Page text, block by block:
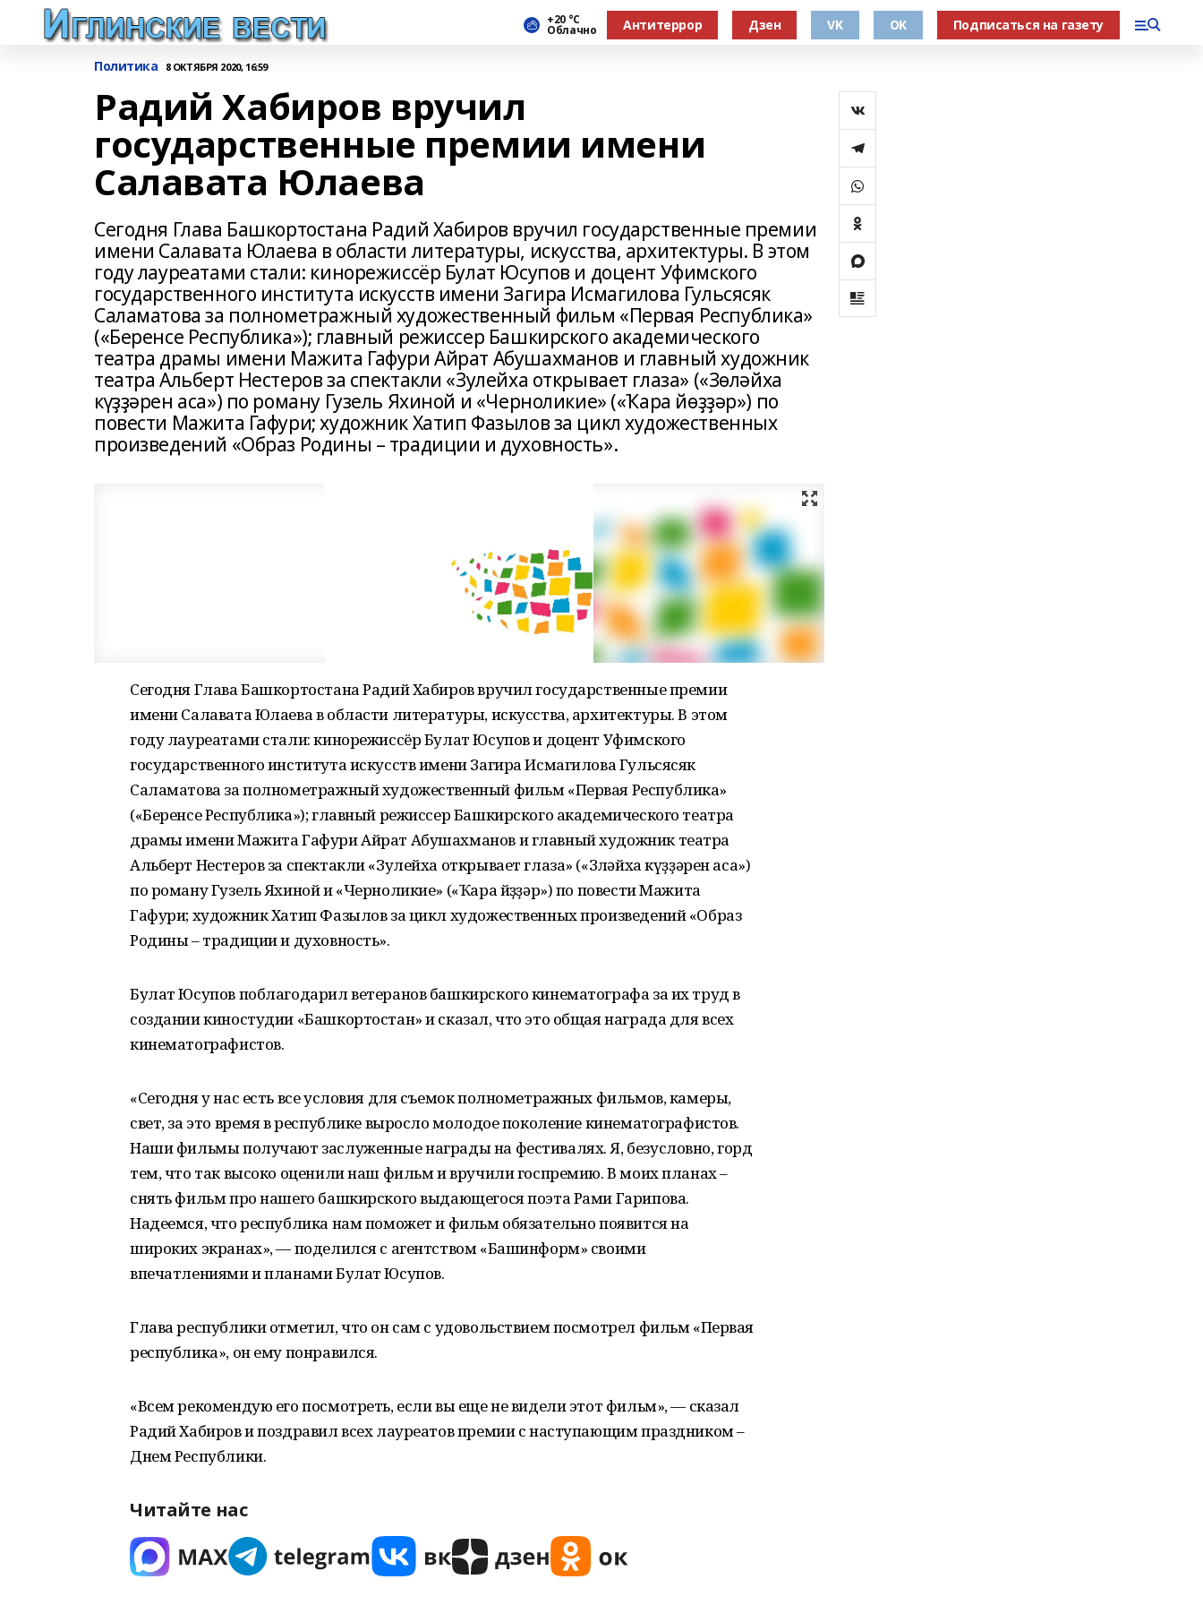
+20 °С
Облачно Антитеррор Дзен VK OK Подписаться на газету
Политика 8 ОКТЯБРЯ 2020, 16:59
Радий Хабиров вручил
государственные премии имени
Салавата Юлаева
Сегодня Глава Башкортостана Радий Хабиров вручил государственные премии
имени Салавата Юлаева в области литературы, искусства, архитектуры. В этом
году лауреатами стали: кинорежиссёр Булат Юсупов и доцент Уфимского
государственного института искусств имени Загира Исмагилова Гульсясяк
Саламатова за полнометражный художественный фильм «Первая Республика»
(«Беренсе Республика»); главный режиссер Башкирского академического
театра драмы имени Мажита Гафури Айрат Абушахманов и главный художник
театра Альберт Нестеров за спектакли «Зулейха открывает глаза» («Зөләйха
күҙҙәрен аса») по роману Гузель Яхиной и «Черноликие» («Ҡара йөҙҙәр») по
повести Мажита Гафури; художник Хатип Фазылов за цикл художественных
произведений «Образ Родины – традиции и духовность».
Сегодня Глава Башкортостана Радий Хабиров вручил государственные премии
имени Салавата Юлаева в области литературы, искусства, архитектуры. В этом
году лауреатами стали: кинорежиссёр Булат Юсупов и доцент Уфимского
государственного института искусств имени Загира Исмагилова Гульсясяк
Саламатова за полнометражный художественный фильм «Первая Республика»
(«Беренсе Республика»); главный режиссер Башкирского академического театра
драмы имени Мажита Гафури Айрат Абушахманов и главный художник театра
Альберт Нестеров за спектакли «Зулейха открывает глаза» («Зөләйха күҙҙәрен аса»)
по роману Гузель Яхиной и «Черноликие» («Ҡара йөҙҙәр») по повести Мажита
Гафури; художник Хатип Фазылов за цикл художественных произведений «Образ
Родины – традиции и духовность».
Булат Юсупов поблагодарил ветеранов башкирского кинематографа за их труд в
создании киностудии «Башкортостан» и сказал, что это общая награда для всех
кинематографистов.
«Сегодня у нас есть все условия для съемок полнометражных фильмов, камеры,
свет, за это время в республике выросло молодое поколение кинематографистов.
Наши фильмы получают заслуженные награды на фестивалях. Я, безусловно, горд
тем, что так высоко оценили наш фильм и вручили госпремию. В моих планах –
снять фильм про нашего башкирского выдающегося поэта Рами Гарипова.
Надеемся, что республика нам поможет и фильм обязательно появится на
широких экранах», — поделился с агентством «Башинформ» своими
впечатлениями и планами Булат Юсупов.
Глава республики отметил, что он сам с удовольствием посмотрел фильм «Первая
республика», он ему понравился.
«Всем рекомендую его посмотреть, если вы еще не видели этот фильм», — сказал
Радий Хабиров и поздравил всех лауреатов премии с наступающим праздником –
Днем Республики.
Читайте нас